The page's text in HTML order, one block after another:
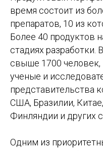
время состоит из
препаратов, 10 из
Более 40 продуктов
стадиях разработки.
свыше 1700 человек,
ученые и
представительства
США, Бразилии,
Финляндии и других
Одним из